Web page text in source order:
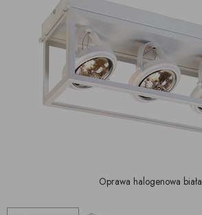
Oprawa halogenowa biała